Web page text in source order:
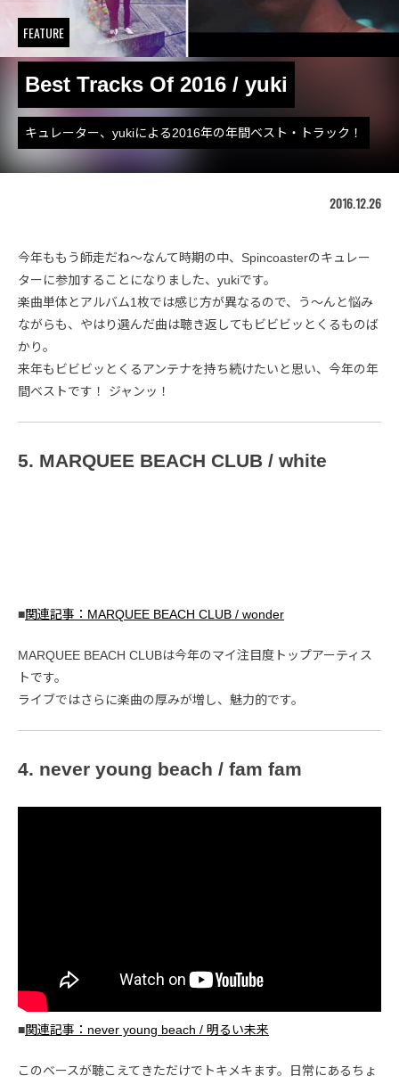
FEATURE
Best Tracks Of 2016 / yuki
キュレーター、yukiによる2016年の年間ベスト・トラック！
2016.12.26
今年ももう師走だね～なんて時期の中、Spincoasterのキュレー
ターに参加することになりました、yukiです。
楽曲単体とアルバム1枚では感じ方が異なるので、う～んと悩み
ながらも、やはり選んだ曲は聴き返してもビビビッとくるものば
かり。
来年もビビビッとくるアンテナを持ち続けたいと思い、今年の年
間ベストです！ ジャンッ！
5. MARQUEE BEACH CLUB / white
■関連記事：MARQUEE BEACH CLUB / wonder
MARQUEE BEACH CLUBは今年のマイ注目度トップアーティス
トです。
ライブではさらに楽曲の厚みが増し、魅力的です。
4. never young beach / fam fam
■関連記事：never young beach / 明るい未来
このベースが聴こえてきただけでトキメキます。日常にあるちょ